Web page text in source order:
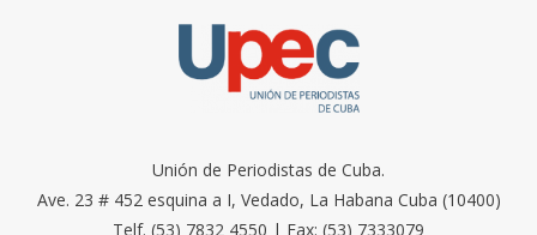
Unión de Periodistas de Cuba.
Ave. 23 # 452 esquina a I, Vedado, La Habana Cuba (10400)
Telf. (53) 7832 4550 | Fax: (53) 7333079